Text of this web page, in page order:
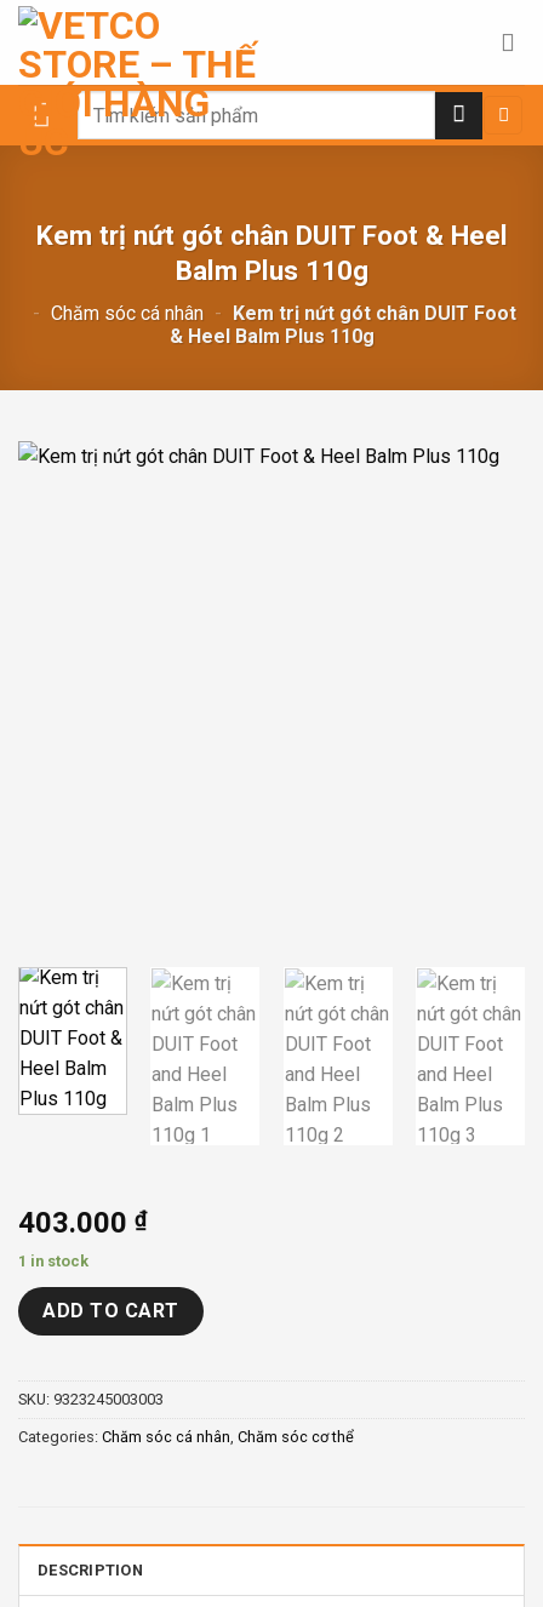
Chuyển
nội
dung
Search
Kem trị nứt gót chân DUIT Foot & Heel
Balm Plus 110g
- Chăm sóc cá nhân -
Kem trị nứt gót chân DUIT Foot
& Heel Balm Plus 110g
403.000 ₫
1 in stock
ADD TO CART
SKU: 9323245003003
Categories: Chăm sóc cá nhân Chăm sóc cơ thể
DESCRIPTION